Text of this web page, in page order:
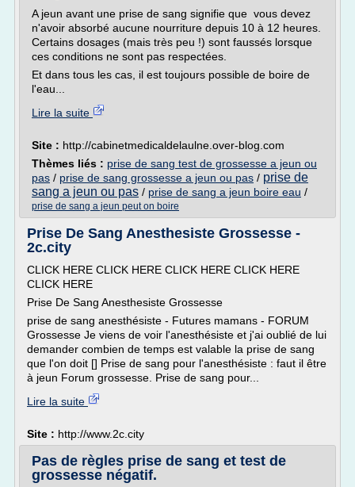
A jeun avant une prise de sang signifie que vous devez
n'avoir absorbé aucune nourriture depuis 10 à 12 heures.
Certains dosages (mais très peu !) sont faussés lorsque
ces conditions ne sont pas respectées.
Et dans tous les cas, il est toujours possible de boire de
l'eau...
Lire la suite
Site : http://cabinetmedicaldelaulne.over-blog.com
Thèmes liés : prise de sang test de grossesse a jeun ou
pas / prise de sang grossesse a jeun ou pas / prise de
sang a jeun ou pas / prise de sang a jeun boire eau /
prise de sang a jeun peut on boire
Prise De Sang Anesthesiste Grossesse -
2c.city
CLICK HERE CLICK HERE CLICK HERE CLICK HERE
CLICK HERE
Prise De Sang Anesthesiste Grossesse
prise de sang anesthésiste - Futures mamans - FORUM
Grossesse Je viens de voir l'anesthésiste et j'ai oublié de lui
demander combien de temps est valable la prise de sang
que l'on doit [] Prise de sang pour l'anesthésiste : faut il être
à jeun Forum grossesse. Prise de sang pour...
Lire la suite
Site : http://www.2c.city
Pas de règles prise de sang et test de
grossesse négatif.